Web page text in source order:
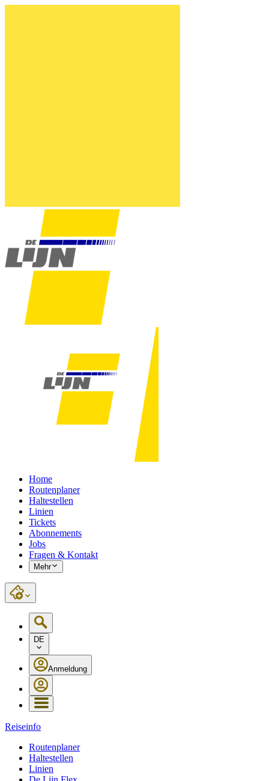
Home
Routenplaner
Haltestellen
Linien
Tickets
Abonnements
Jobs
Fragen & Kontakt
Mehr
DE
Anmeldung
Reiseinfo
Routenplaner
Haltestellen
Linien